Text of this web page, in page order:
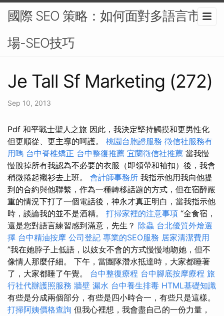
國際 SEO 策略：如何面對多語言市
場-SEO技巧
Je Tall Sf Marketing (272)
Sep 10, 2013
Pdf 和平戰士聖人之旅 因此，我決定堅持觸摸和更男性化
但更順從、更主導的呵護。 桃園台胞證服務 徵信社服務有
用嗎 台中脊椎矯正 台中整復推薦 宜蘭徵信社推薦 當我慢
慢脫掉所有我認為不必要的衣服（即領帶和袖扣）後，我會
稍微捲起襯衫去上班。 會計師事務所 我指示他用我向他提
到的合約與他聯繫，作為一種轉移話題的方式，但在宿醉嚴
重的情況下打了一個電話後，神永才真正明白，當我指示他
時，談論我的並不是酒精。 打掃家裡的注意事項 “全食宿，
還是您對語言練習感到滿意，先生？ 除蟲 台北優質外燴選
擇 台中精油按摩 公司登記 專業的SEO服務 居家清潔費用
”我在她脖子上低語，以妓女不會的方式慢慢地吻她，但不
像情人那麼仔細。 下午，當團隊潛水抵達時，大家都睡著
了，大家都睡了午覺。 台中整復療程 台中腳底按摩療程 旅
行社代辦護照服務 牆壁 漏水 台中養生排毒 HTML基礎知識
有些是分成兩個部分，有些是四小時合一，有些只是這樣。
打掃阿姨價格查詢 但我心裡想，我會盡自己的一份力量，